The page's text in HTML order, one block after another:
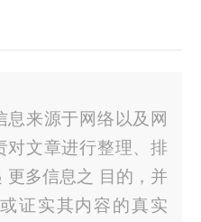
息来源于网络以及网
对文章进行整理、排
更多信息之 目的，并
证实其内容的真实